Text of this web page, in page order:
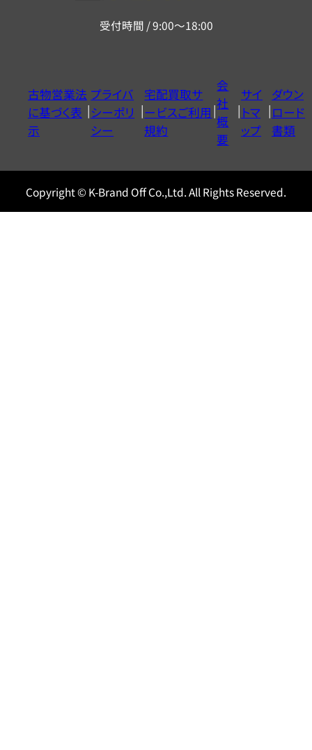
ー
ヤ
ル
0120604117
受付時間 / 9:00～18:00
古物営業法
に基づく表
示
プライバ
シーポリ
シー
宅配買取サ
ービスご利用
規約
会
社
概
要
サイ
トマ
ップ
ダウン
ロード
書類
Copyright © K-Brand Off Co.,Ltd. All Rights Reserved.